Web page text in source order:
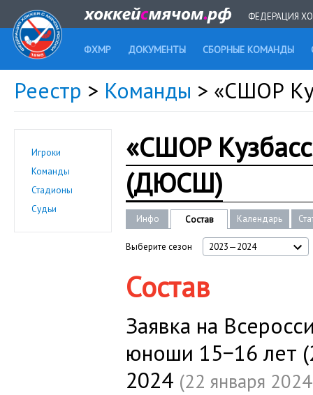
ФЕДЕРАЦИЯ
ФХМР ДОКУМЕНТЫ СБОРНЫЕ КОМАНДЫ
Реестр > Команды > «СШОР
Игроки
Команды
Стадионы
Судьи
«СШОР
(ДЮСШ)
Инфо Состав Календарь
Выберите сезон 2023—2024
Состав
Заявка на
юноши 15−16 лет
2024 (22 января